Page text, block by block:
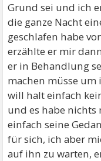
Grund sei und ich
die ganze Nacht
geschlafen habe
erzählte er mir
er in Behandlung
machen müsse um
will halt einfach
und es habe nichts
einfach seine
für sich, ich aber
auf ihn zu warten,